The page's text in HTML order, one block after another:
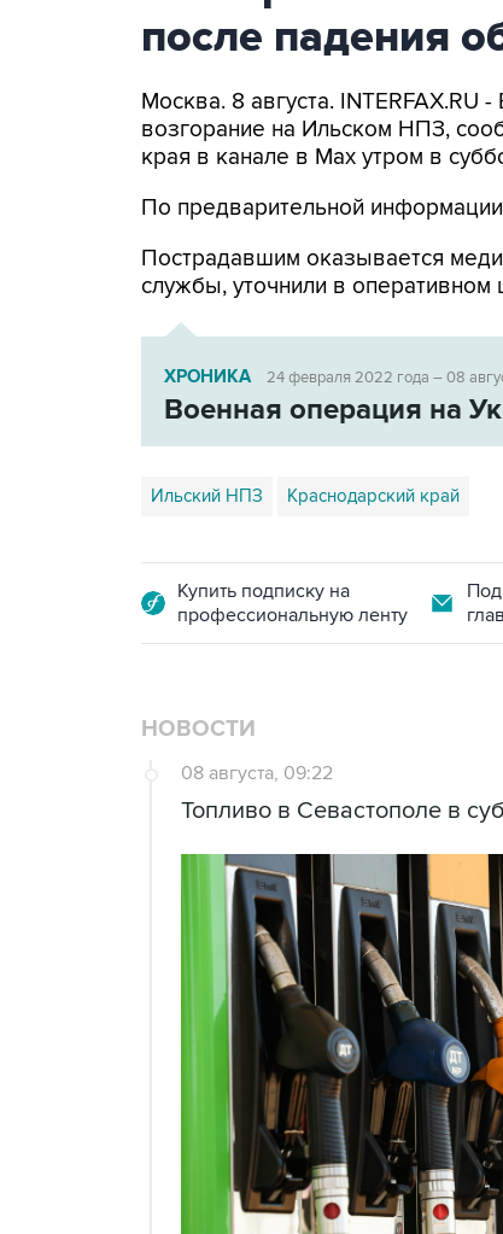
после падения
Москва. 8 августа.
возгорание на Ильском НПЗ,
края в канале в Max утром в
По предварительной
Пострадавшим оказывается
службы, уточнили в оперативном
ХРОНИКА 24 февраля 2022 года – 08
Военная операция на
Ильский НПЗ Краснодарский край
Купить подписку на
профессиональную ленту
НОВОСТИ
08 августа, 09:22
Топливо в Севастополе в